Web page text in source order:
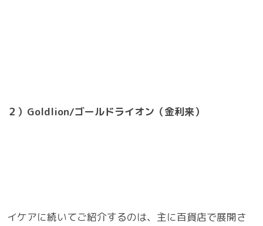
２）Goldlion/ゴールドライオン（金利来）
イケアに続いてご紹介するのは、主に百貨店で展開さ